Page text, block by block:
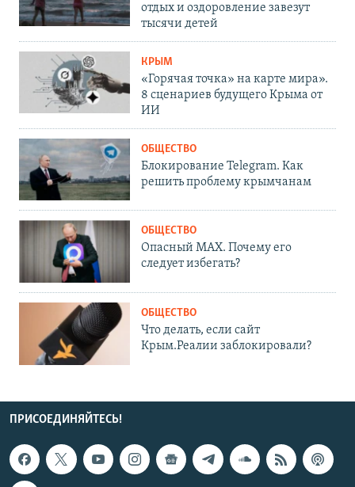
отдых и оздоровление завезут
тысячи детей
КРЫМ
«Горячая точка» на карте мира».
8 сценариев будущего Крыма от
ИИ
ОБЩЕСТВО
Блокирование Telegram. Как
решить проблему крымчанам
ОБЩЕСТВО
Опасный MAX. Почему его
следует избегать?
ОБЩЕСТВО
Что делать, если сайт
Крым.Реалии заблокировали?
ПРИСОЕДИНЯЙТЕСЬ!